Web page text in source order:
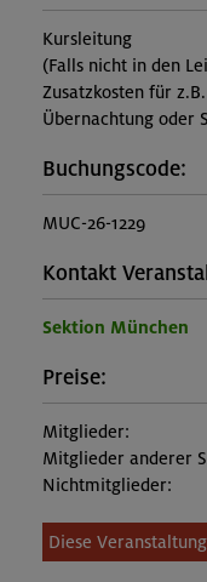
Kursleitung
(Falls nicht in den
Zusatzkosten für
Übernachtung oder
Buchungscode:
MUC-26-1229
Kontakt
Sektion München
Preise:
Mitglieder:
Mitglieder anderer
Nichtmitglieder:
Diese